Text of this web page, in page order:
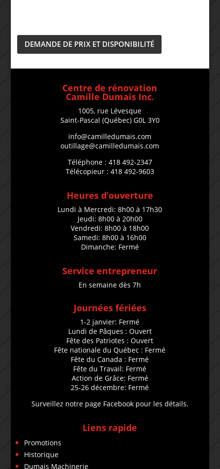
DEMANDE DE PRIX ET DISPONIBILITÉ
Centre de rénovation
Camille Dumais Inc.
1005, rue Lévesque
Saint-Pascal (Québec) G0L 3Y0
info@camilledumais.com
outillage@camilledumais.com
Téléphone : 418 492-2347
Télécopieur : 418 492-9603
Heures d’ouverture
Lundi à Mercredi: 8h00 à 17h30
Jeudi: 8h00 à 20h00
Vendredi: 8h00 à 18h00
Samedi: 8h00 à 16h00
Dimanche: Fermé
Service entrepreneur
En semaine dès 7h
Journées fériées
1-2 janvier: Fermé
Lundi de Pâques : Ouvert
Fête des Patriotes : Ouvert
Fête nationale du Québec : Fermé
Fête du Canada : Fermé
Fête du Travail: Fermé
Action de Grâce: Fermé
25-26 décembre: Fermé
Surveillez notre page Facebook pour les détails.
Liens rapide
Promotions
Historique
Dumais Machinerie